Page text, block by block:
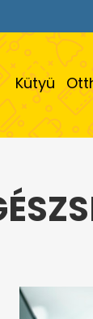
Kütyü